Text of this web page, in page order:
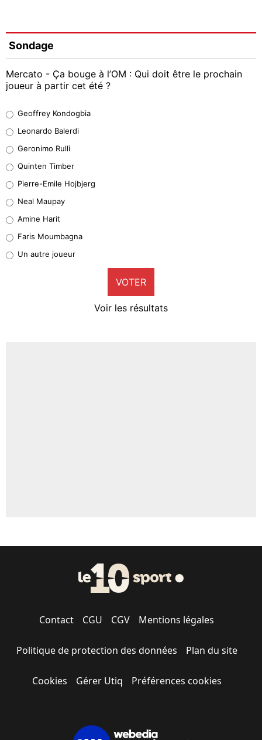
Sondage
Mercato - Ça bouge à l’OM : Qui doit être le prochain
joueur à partir cet été ?
38%
32%
5%
1%
9%
Geoffrey Kondogbia
Leonardo Balerdi
Geronimo Rulli
Quinten Timber
Pierre-Emile Hojbjerg
Neal Maupay
Amine Harit
Faris Moumbagna
Un autre joueur
VOTER
Voir les résultats
Contact CGU CGV Mentions légales
Politique de protection des données Plan du site
Cookies Gérer Utiq Préférences cookies